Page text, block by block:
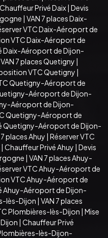
Chauffeur Privé Daix| Devis
| VAN 7 places Daix-
VTC Daix-Aéroport de
VTC Daix-Aéroport de
Daix-Aéroport de Dijon-
VAN 7 places Quetigny |
VTC Quetigny |
Quetigny-Aéroport de
Aéroport de Dijon-
Aéroport de Dijon-
Quetigny-Aéroport de
Quetigny-Aéroport de Dijon-
7 places Ahuy | Réserver VTC
| Chauffeur Privé Ahuy | Devis
| VAN 7 places Ahuy-
VTC Ahuy-Aéroport de
VTC Ahuy-Aéroport de
Ahuy-Aéroport de Dijon-
lès-Dijon | VAN 7 places
Plombières-lès-Dijon | Mise
| Chauffeur Privé
lès-Dijon-